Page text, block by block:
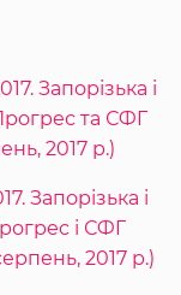
Запорізька і
та СФГ
2017 р.)
Запорізька і
і СФГ
2017 р.)